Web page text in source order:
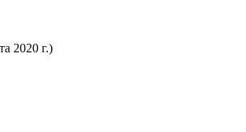
2020 г.)